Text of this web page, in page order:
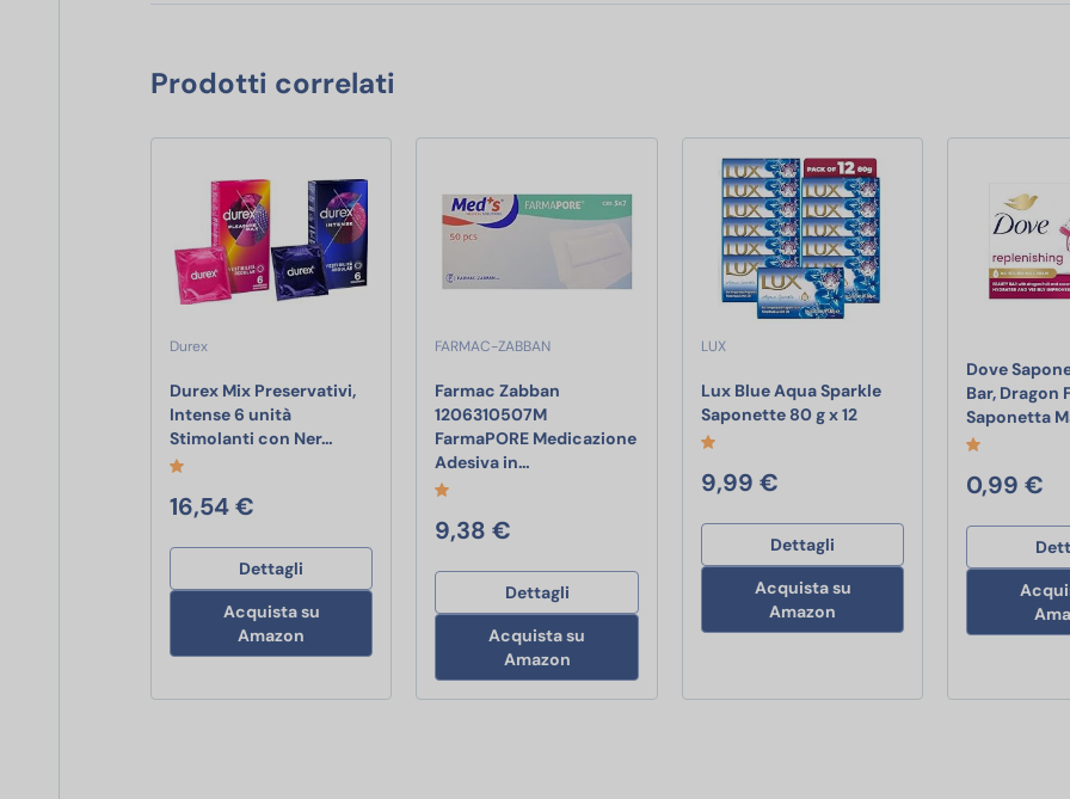
Prodotti correlati
Durex
Durex Mix Preservativi,
Intense 6 unità
Stimolanti con Ner… Durex Mix Preservativi, Intense 6 unità Stimolanti con Nervature e Gel Stimolante
16,54 €
Dettagli
Acquista su
Amazon
FARMAC-ZABBAN
Farmac Zabban
1206310507M
FarmaPORE Medicazione
Adesiva in… Farmac Zabban 1206310507M FarmaPORE Medicazione Adesiva in
9,38 €
Dettagli
Acquista su
Amazon
LUX
Lux Blue Aqua Sparkle
Saponette 80 g x 12Lux Blue Aqua Sparkle
9,99 €
Dettagli
Acquista su
Amazon
Dove
Bar, Dragon
Saponetta
0,99 €